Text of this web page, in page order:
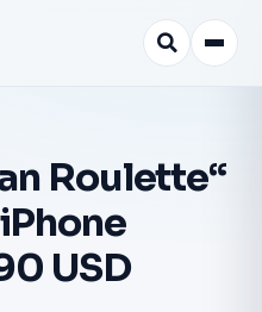
Roulette“
USD